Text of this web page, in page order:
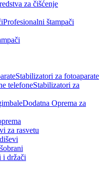
za čišćenje
Profesionalni štampači
Stabilizatori za fotoaparate
Stabilizatori za
Dodatna Oprema za
za rasvetu
i držači